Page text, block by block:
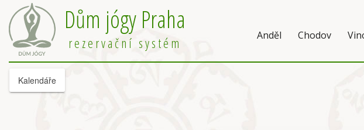
Dům jógy Praha
rezervační systém Anděl Chodov
Kalendáře